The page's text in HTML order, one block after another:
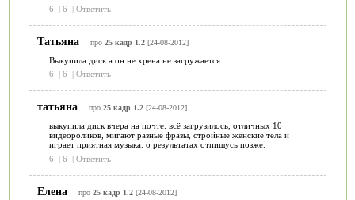
6
| 6 | Ответить
Татьяна про 25 кадр 1.2[24-08-2012]
Выкупила диск а он не хрена не загружается
6
| 6 | Ответить
татьяна про 25 кадр 1.2[24-08-2012]
выкупила диск вчера на почте. всё загрузилось, отличных 10
видеороликов, мигают разные фразы, стройные женские тела и
играет приятная музыка. о результатах отпишусь позже.
6
| 6 | Ответить
Елена про 25 кадр 1.2[24-08-2012]